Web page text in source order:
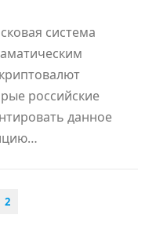
система
российские
данное
2